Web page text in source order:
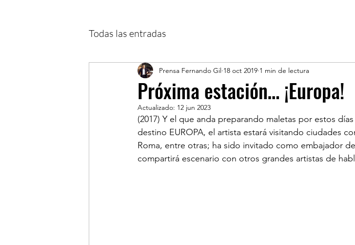
Todas las entradas
Próxima estación… ¡Europa!
Prensa Fernando Gil 18 oct 2019 1 min de lectura
Actualizado: 12 jun 2023
(2017) Y el que anda preparando maletas por estos
destino EUROPA, el artista estará visitando ciudades
Roma, entre otras; ha sido invitado como embajador
compartirá escenario con otros grandes artistas de